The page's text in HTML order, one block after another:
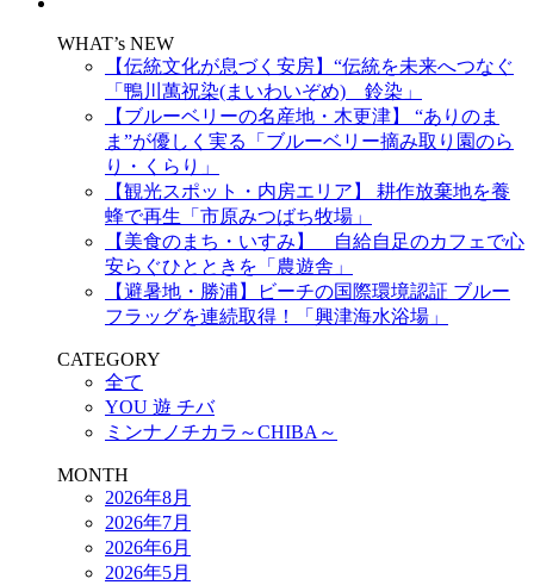
WHAT’s NEW
【伝統文化が息づく安房】“伝統を未来へつなぐ
「鴨川萬祝染(まいわいぞめ) 鈴染」
【ブルーベリーの名産地・木更津】 “ありのま
ま”が優しく実る「ブルーベリー摘み取り園のら
り・くらり」
【観光スポット・内房エリア】 耕作放棄地を養
蜂で再生「市原みつばち牧場」
【美食のまち・いすみ】 自給自足のカフェで心
安らぐひとときを「農遊舎」
【避暑地・勝浦】ビーチの国際環境認証 ブルー
フラッグを連続取得！「興津海水浴場」
CATEGORY
全て
YOU 遊 チバ
ミンナノチカラ～CHIBA～
MONTH
2026年8月
2026年7月
2026年6月
2026年5月